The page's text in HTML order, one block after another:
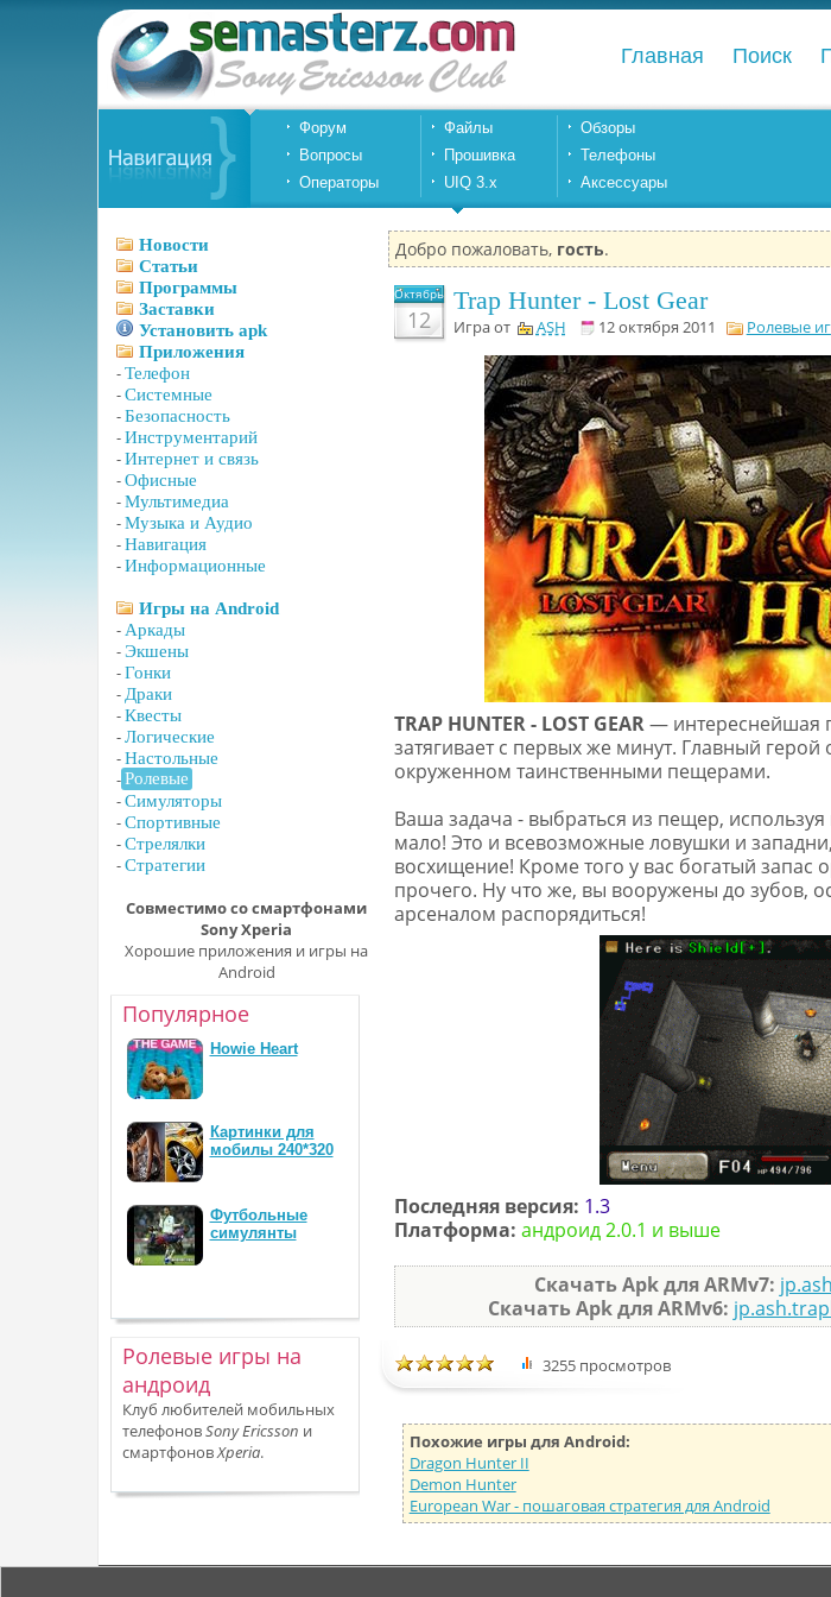
Главная Поиск
Форум
Вопросы
Операторы
Файлы
Прошивка
UIQ 3.x
Обзоры
Телефоны
Аксессуары
Добро пожаловать, гость.
Октябрь
12
Trap Hunter - Lost Gear
Игра от ASH 12 октября 2011 Ролевые
TRAP HUNTER - LOST GEAR— интереснейшая
затягивает с первых же минут. Главный
окруженном таинственными пещерами.
Ваша задача - выбраться из пещер,
мало! Это и всевозможные ловушки и
восхищение! Кроме того у вас богатый запас
прочего. Ну что же, вы вооружены до зубов,
арсеналом распорядиться!
Последняя версия: 1.3
Платформа: андроид 2.0.1 и выше
Скачать Apk для ARMv7:
Скачать Apk для ARMv6:
3255 просмотров
Похожие игры для Android:
Dragon Hunter II
Demon Hunter
European War - пошаговая стратегия для Android
Новости
Статьи
Программы
Заставки
Установить apk
Приложения
-Телефон
-Системные
-Безопасность
-Инструментарий
-Интернет и связь
-Офисные
-Мультимедиа
-Музыка и Аудио
-Навигация
-Информационные
Игры на Android
- Аркады
-Экшены
-Гонки
- Драки
-Квесты
-Логические
-Настольные
- Ролевые
-Симуляторы
-Спортивные
-Стрелялки
-Стратегии
Совместимо со смартфонами
Sony Xperia
Хорошие приложения и игры на
Android
Популярное
Howie Heart
Картинки для
мобилы 240*320
Футбольные
симулянты
Ролевые игры на
андроид
Клуб любителей мобильных
телефоновSony Ericsson и
смартфоновXperia.